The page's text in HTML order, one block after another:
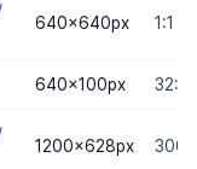
640×640px 1:1
640×100px 32:5
1200×628px